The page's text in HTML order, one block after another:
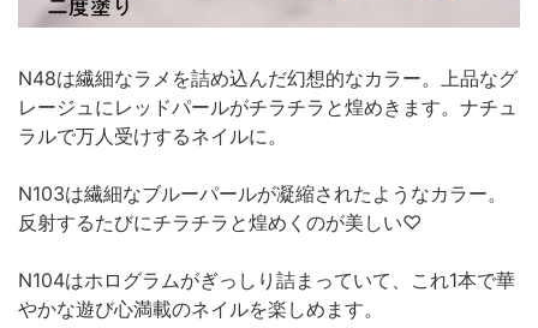
N48は繊細なラメを詰め込んだ幻想的なカラー。上品なグ
レージュにレッドパールがチラチラと煌めきます。ナチュ
ラルで万人受けするネイルに。
N103は繊細なブルーパールが凝縮されたようなカラー。
反射するたびにチラチラと煌めくのが美しい♡
N104はホログラムがぎっしり詰まっていて、これ1本で華
やかな遊び心満載のネイルを楽しめます。